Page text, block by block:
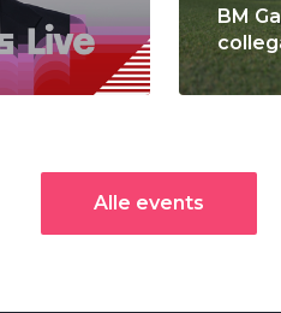
BM
Alle events